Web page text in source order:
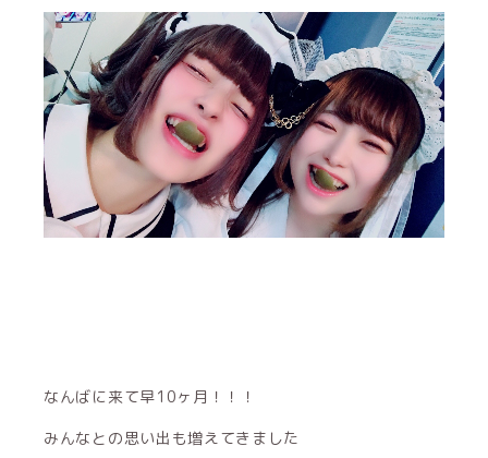
なんばに来て早10ヶ月！！！
みんなとの思い出も増えてきました